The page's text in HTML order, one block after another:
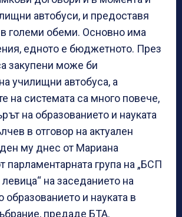
автобуси, и предоставя
в големи обеми. Основно има
едното е бюджетното. През
закупени може би
училищни автобуса, а
на системата са много повече,
на образованието и науката
в отговор на актуален
му днес от Мариана
парламентарната група на „БСП
на заседанието на
образованието и науката в
предаде БТА.